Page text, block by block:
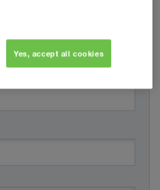
Yes, accept all cookies